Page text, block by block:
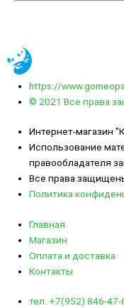
https://
© 2021 Все права
Интернет-магазин
Использование
правообладателя
Все права
Политика
Главная
Магазин
Оплата и доставка
Контакты
тел. +7(952) 846-47-